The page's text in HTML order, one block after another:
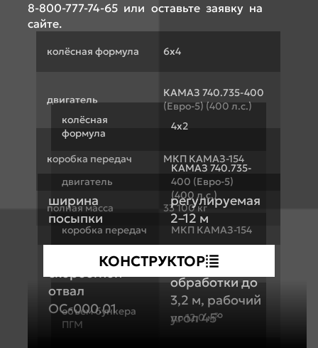
8-800-777-74-65 или оставьте заявку на
сайте.
колёсная формула 6х4
двигатель
КАМАЗ 740.735-400
(Евро-5) (400 л.с.)
коробка передач МКП КАМАЗ-154
полная масса 33 100 кг
колёсная
формула
4x2
двигатель
КАМАЗ 740.735-
400 (Евро-5)
(400 л.с.)
коробка передач МКП КАМАЗ-154
полная масса 33 100 кг
объем бункера
ПГМ
до 12,0 м³
ширина
посыпки
регулируемая
2–12 м
скоростной
отвал
ОС-000.01
ширина
обработки до
3,2 м, рабочий
угол 45°
КОНСТРУКТОР